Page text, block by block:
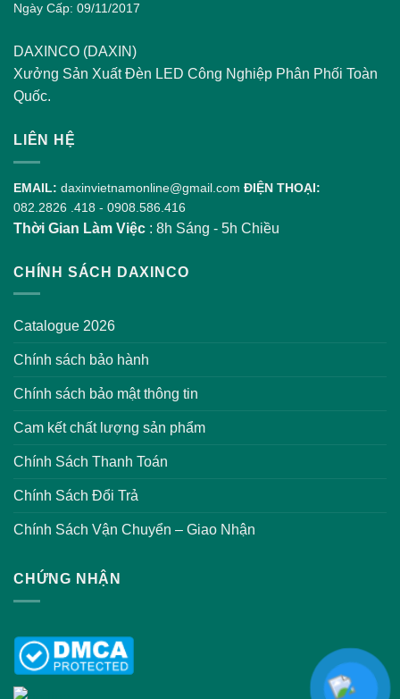
Ngày Cấp: 09/11/2017
DAXINCO (DAXIN)
Xưởng Sản Xuất Đèn LED Công Nghiệp Phân Phối Toàn
Quốc.
LIÊN HỆ
EMAIL: daxinvietnamonline@gmail.com ĐIỆN THOẠI:
082.2826 .418 - 0908.586.416
Thời Gian Làm Việc : 8h Sáng - 5h Chiều
CHÍNH SÁCH DAXINCO
Catalogue 2026
Chính sách bảo hành
Chính sách bảo mật thông tin
Cam kết chất lượng sản phẩm
Chính Sách Thanh Toán
Chính Sách Đổi Trả
Chính Sách Vận Chuyển – Giao Nhận
CHỨNG NHẬN